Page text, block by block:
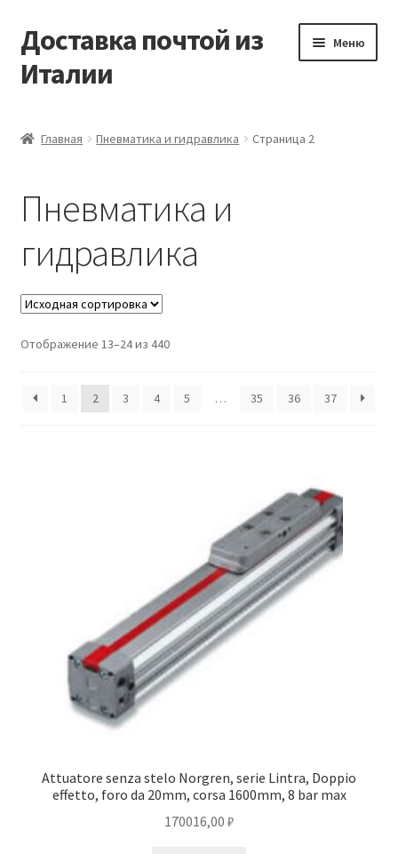
Перейти
к
навигации
Перейти
к
содержимому
Доставка почтой из
Италии
Меню
Корзина
Мой аккаунт
Оформление заказа
Главная Пневматика и гидравлика Страница 2
Пневматика и
гидравлика
Отображение 13–24 из 440
1 2 3 4 5 … 35 36 37
Attuatore senza stelo Norgren, serie Lintra, Doppio
effetto, foro da 20mm, corsa 1600mm, 8 bar max
170016,00 ₽